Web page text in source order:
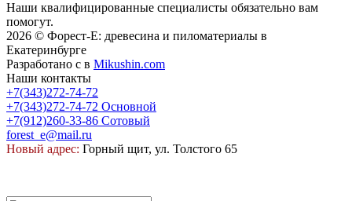
Наши квалифицированные специалисты обязательно вам
помогут.
2026 © Форест-Е: древесина и пиломатериалы в
Екатеринбурге
Разработано с в Mikushin.com
Наши контакты
+7(343)272-74-72
+7(343)272-74-72 Основной
+7(912)260-33-86 Сотовый
forest_e@mail.ru
Новый адрес: Горный щит, ул. Толстого 65